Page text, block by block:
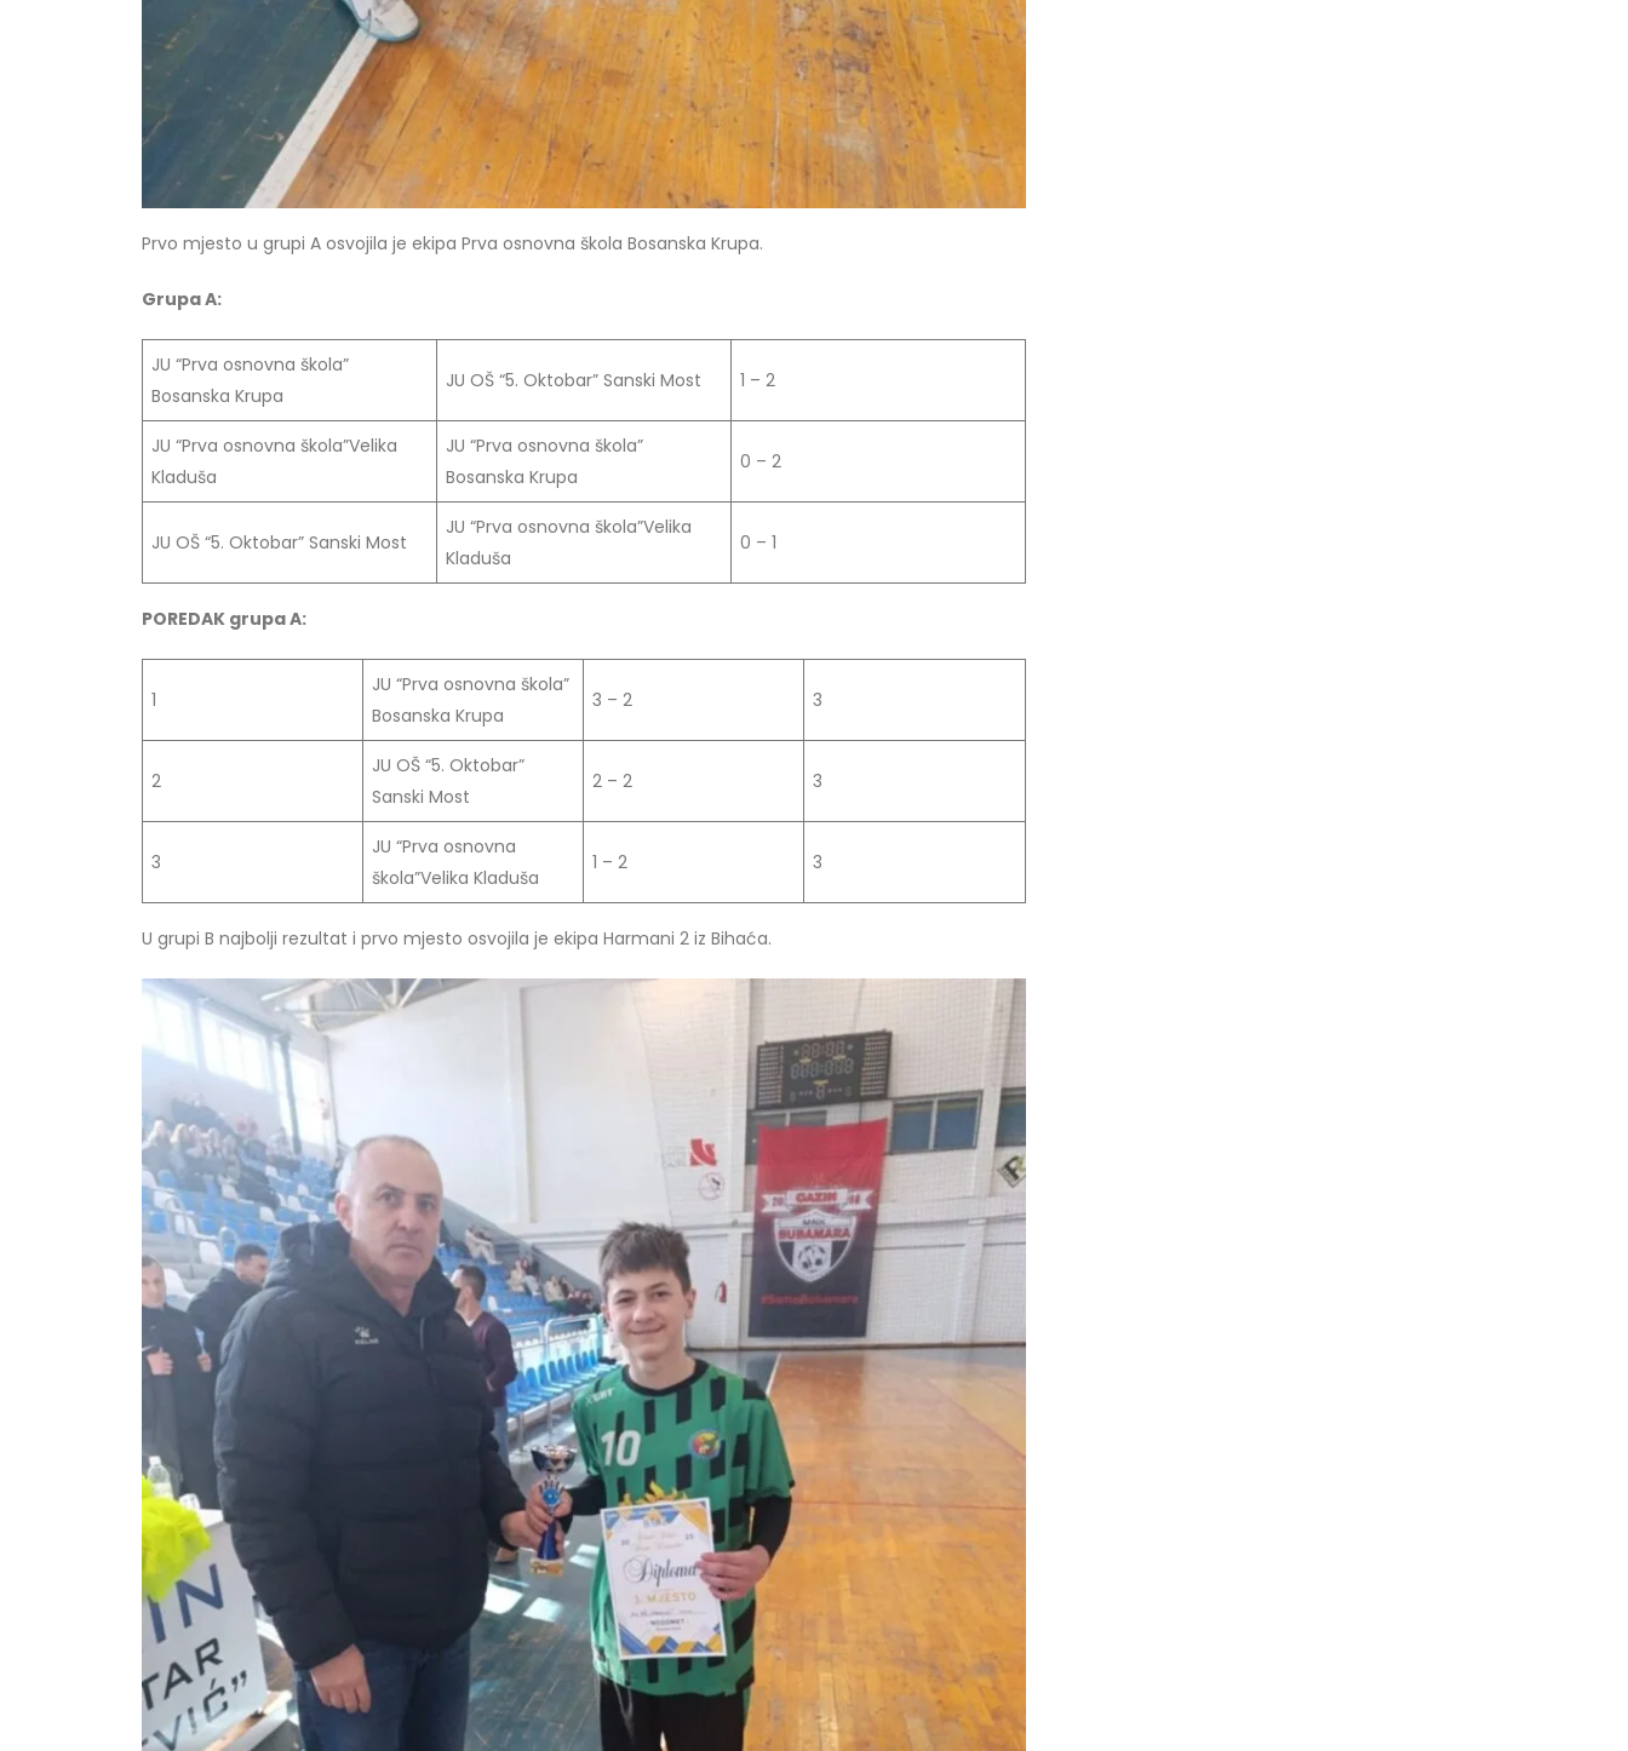
Prvo mjesto u grupi A osvojila je ekipa Prva osnovna škola Bosanska Krupa.
Grupa A:
JU “Prva osnovna škola”
Bosanska Krupa
JU OŠ “5. Oktobar” Sanski Most 1 – 2
JU “Prva osnovna škola”Velika
Kladuša
JU “Prva osnovna škola”
Bosanska Krupa
0 – 2
JU OŠ “5. Oktobar” Sanski Most
JU “Prva osnovna škola”Velika
Kladuša
0 – 1
POREDAK grupa A:
1
JU “Prva osnovna škola”
Bosanska Krupa
3 – 2 3
2
JU OŠ “5. Oktobar”
Sanski Most
2 – 2 3
3
JU “Prva osnovna
škola”Velika Kladuša
1 – 2 3
U grupi B najbolji rezultat i prvo mjesto osvojila je ekipa Harmani 2 iz Bihaća.